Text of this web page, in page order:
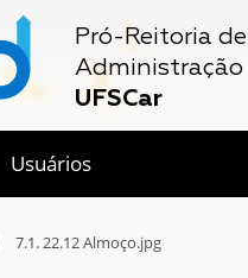
Pró-Reitoria de
Administração
UFSCar
Usuários
7.1. 22.12 Almoço.jpg